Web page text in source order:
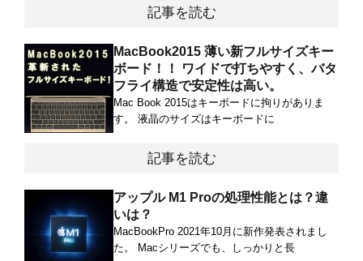
記事を読む
MacBook2015 薄い新フルサイズキー
ボード！！ ワイドで打ちやすく、バタ
フライ構造で安定性は高い。
Mac Book 2015はキーボードに拘りがありま
す。 液晶のサイズはキーボードに
記事を読む
アップル M1 Proの処理性能とは？違
いは？
MacBookPro 2021年10月に新作発表されまし
た。 Macシリーズでも、しっかりと長